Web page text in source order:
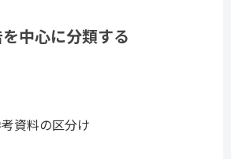
中心に分類する
資料の区分け